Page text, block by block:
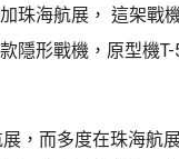
珠海航展， 這架戰
隱形戰機，原型機T-
，而多度在珠海航